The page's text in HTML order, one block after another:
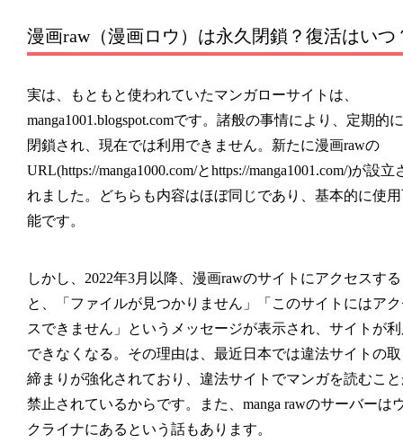
漫画raw（漫画ロウ）は永久閉鎖？復活はいつ
実は、もともと使われていたマンガローサイトは、
manga1001.blogspot.comです。諸般の事情により、定期的に
閉鎖され、現在では利用できません。新たに漫画rawの
URL(https://manga1000.com/とhttps://manga1001.com/)が設立
れました。どちらも内容はほぼ同じであり、基本的に使
能です。
しかし、2022年3月以降、漫画rawのサイトにアクセスする
と、「ファイルが見つかりません」「このサイトにはア
スできません」というメッセージが表示され、サイトが
できなくなる。その理由は、最近日本では違法サイトの
締まりが強化されており、違法サイトでマンガを読むこ
禁止されているからです。また、manga rawのサーバーは
クライナにあるという話もあります。